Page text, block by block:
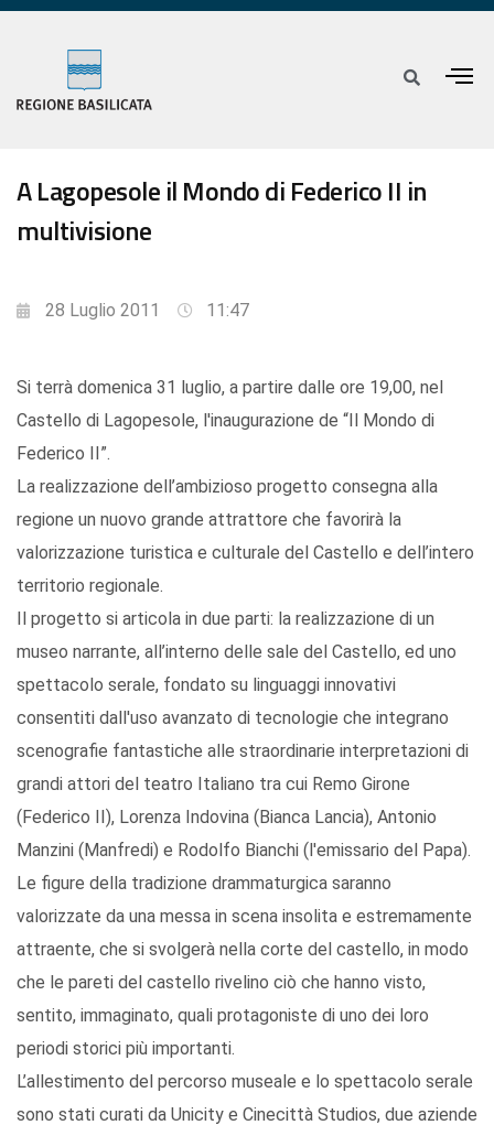
A Lagopesole il Mondo di Federico II in
multivisione
28 Luglio 2011 11:47
Si terrà domenica 31 luglio, a partire dalle ore 19,00, nel
Castello di Lagopesole, l'inaugurazione de “Il Mondo di
Federico II”.
La realizzazione dell’ambizioso progetto consegna alla
regione un nuovo grande attrattore che favorirà la
valorizzazione turistica e culturale del Castello e dell’intero
territorio regionale.
Il progetto si articola in due parti: la realizzazione di un
museo narrante, all’interno delle sale del Castello, ed uno
spettacolo serale, fondato su linguaggi innovativi
consentiti dall'uso avanzato di tecnologie che integrano
scenografie fantastiche alle straordinarie interpretazioni di
grandi attori del teatro Italiano tra cui Remo Girone
(Federico II), Lorenza Indovina (Bianca Lancia), Antonio
Manzini (Manfredi) e Rodolfo Bianchi (l'emissario del Papa).
Le figure della tradizione drammaturgica saranno
valorizzate da una messa in scena insolita e estremamente
attraente, che si svolgerà nella corte del castello, in modo
che le pareti del castello rivelino ciò che hanno visto,
sentito, immaginato, quali protagoniste di uno dei loro
periodi storici più importanti.
L’allestimento del percorso museale e lo spettacolo serale
sono stati curati da Unicity e Cinecittà Studios, due aziende